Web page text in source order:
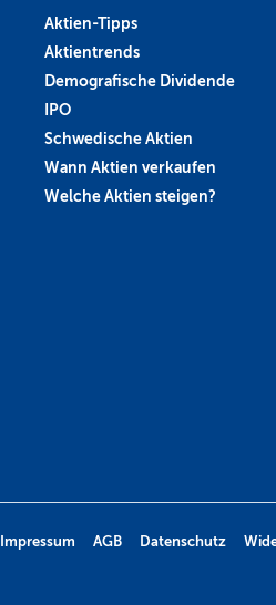
Aktien-Tipps
Aktientrends
Demografische Dividende
IPO
Schwedische Aktien
Wann Aktien verkaufen
Welche Aktien steigen?
Impressum AGB Datenschutz